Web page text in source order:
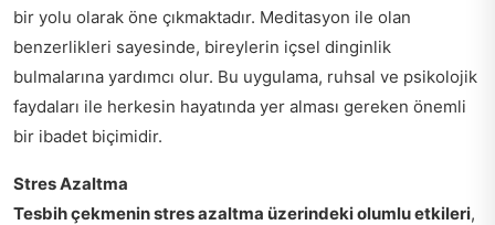
bir yolu olarak öne çıkmaktadır. Meditasyon ile olan
benzerlikleri sayesinde, bireylerin içsel dinginlik
bulmalarına yardımcı olur. Bu uygulama, ruhsal ve psikolojik
faydaları ile herkesin hayatında yer alması gereken önemli
bir ibadet biçimidir.
Stres Azaltma
Tesbih çekmenin stres azaltma üzerindeki olumlu etkileri,